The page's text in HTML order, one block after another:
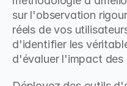
sur l'observation
réels de vos
d'identifier les
d'évaluer l'impact